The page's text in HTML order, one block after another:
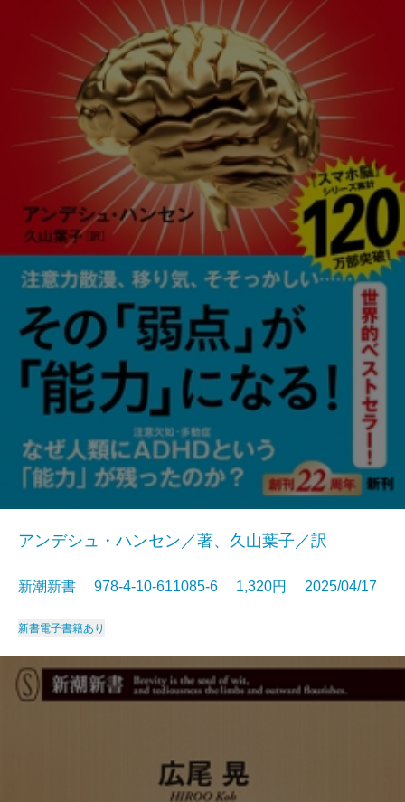
アンデシュ・ハンセン／著、久山葉子／訳
新潮新書 978-4-10-611085-6 1,320円 2025/04/17
新書電子書籍あり